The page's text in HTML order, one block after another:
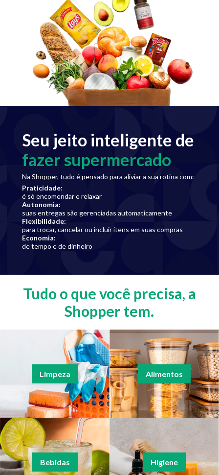
Seu jeito inteligente de
fazer supermercado
Na Shopper, tudo é pensado para aliviar a sua rotina com:
Praticidade:
é só encomendar e relaxar
Autonomia:
suas entregas são gerenciadas automaticamente
Flexibilidade:
para trocar, cancelar ou incluir itens em suas compras
Economia:
de tempo e de dinheiro
Tudo o que você precisa, a
Shopper tem.
Limpeza Alimentos
Bebidas Higiene